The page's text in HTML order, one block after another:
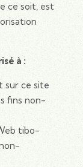
ce soit, est
à :
sur ce site
fins non-
tibo-